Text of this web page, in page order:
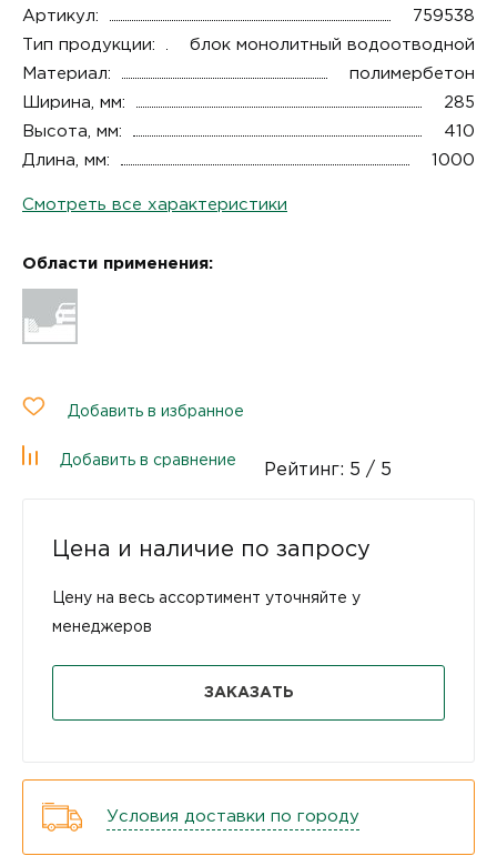
Артикул:
759538
Тип продукции:
блок монолитный водоотводной
Материал:
полимербетон
Ширина, мм:
285
Высота, мм:
410
Длина, мм:
1000
Смотреть все характеристики
Области применения:
Добавить в избранное
Добавить в сравнение
Рейтинг: 5 / 5
Цена и наличие по запросу
Цену на весь ассортимент уточняйте у
менеджеров
ЗАКАЗАТЬ
Условия доставки по городу